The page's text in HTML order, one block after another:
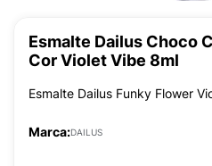
Esmalte Dailus Choco
Cor Violet Vibe 8ml
Esmalte Dailus Funky Flower
Marca:DAILUS